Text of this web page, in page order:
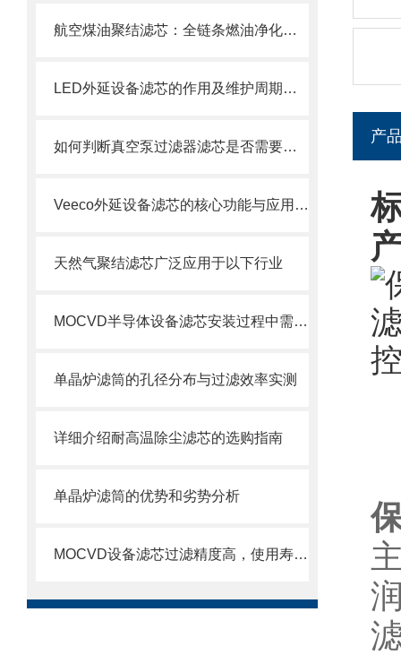
航空煤油聚结滤芯：全链条燃油净化的关键配套
LED外延设备滤芯的作用及维护周期科普
如何判断真空泵过滤器滤芯是否需要更换？
Veeco外延设备滤芯的核心功能与应用场景
天然气聚结滤芯广泛应用于以下行业
MOCVD半导体设备滤芯安装过程中需要注意的几个关键步骤
单晶炉滤筒的孔径分布与过滤效率实测
详细介绍耐高温除尘滤芯的选购指南
单晶炉滤筒的优势和劣势分析
MOCVD设备滤芯过滤精度高，使用寿命长
产